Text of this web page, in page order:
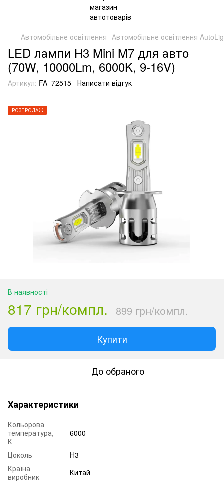
Автомобільне освітлення Автомобільне освітлення
LED лампи H3 Mini M7 для авто
(70W, 10000Lm, 6000K, 9-16V)
Артикул: FA_72515 Написати відгук
РОЗПРОДАЖ
В наявності
817 грн/компл. 899 грн/компл.
Купити
До обраного
Характеристики
Кольорова
температура,
К
6000
Цоколь
H3
Країна
виробник
Китай